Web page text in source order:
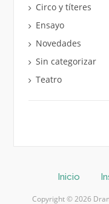
Circo y títeres
Ensayo
Novedades
Sin categorizar
Teatro
Inicio
Copyright © 2026